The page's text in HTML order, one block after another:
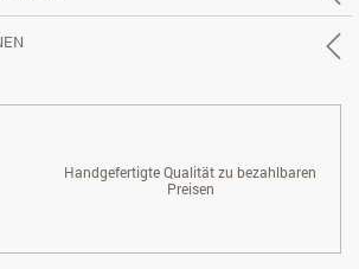
Handgefertigte Qualität zu bezahlbaren
Preisen